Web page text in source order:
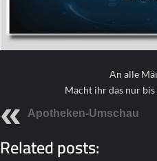
An alle
Macht ihr das nur bis
Apotheken-Umschau
Related posts: